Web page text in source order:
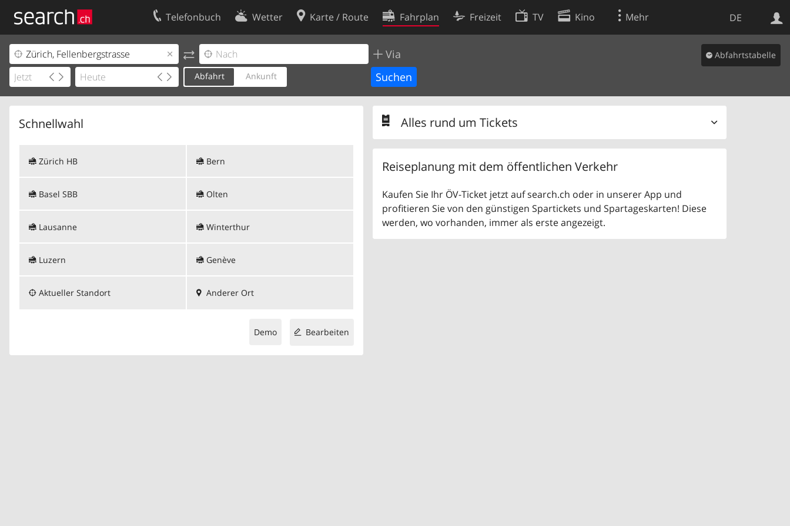
DE
Telefonbuch Wetter Karte / Route Fahrplan Freizeit TV Kino Mehr
Via
Abfahrt Ankunft
Abfahrtstabelle
Schnellwahl
Zürich HB
Basel SBB
Lausanne
Luzern
Bern
Olten
Winterthur
Genève
Aktueller Standort Anderer Ort
Bearbeiten
Demo
Alles rund um Tickets
Reiseplanung mit dem öffentlichen Verkehr
Kaufen Sie Ihr ÖV-Ticket jetzt auf search.ch oder in unserer App und
profitieren Sie von den günstigen Spartickets und Spartageskarten! Diese
werden, wo vorhanden, immer als erste angezeigt.
Ihr Eintrag
Kundencenter Geschäftskunden
Kontakt
Nutzungsbedingungen
Cookie-Einstellungen